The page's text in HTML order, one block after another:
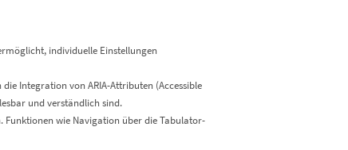
individuelle Einstellungen
Integration von ARIA-Attributen (Accessible
und verständlich sind.
wie Navigation über die Tabulator-